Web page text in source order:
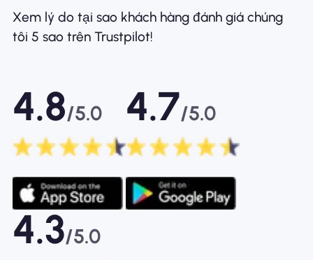
Xem lý do tại sao khách hàng đánh giá chúng
tôi 5 sao trên Trustpilot!
4.8/5.0 4.7/5.0
4.3/5.0